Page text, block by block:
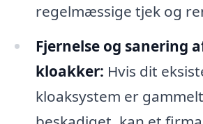
regelmæssige tjek og
Fjernelse og sanering
kloakker: Hvis dit
kloaksystem er